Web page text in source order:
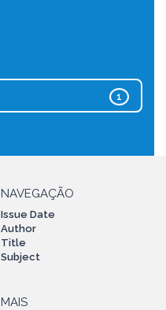
1
NAVEGAÇÃO
Issue Date
Author
Title
Subject
MAIS